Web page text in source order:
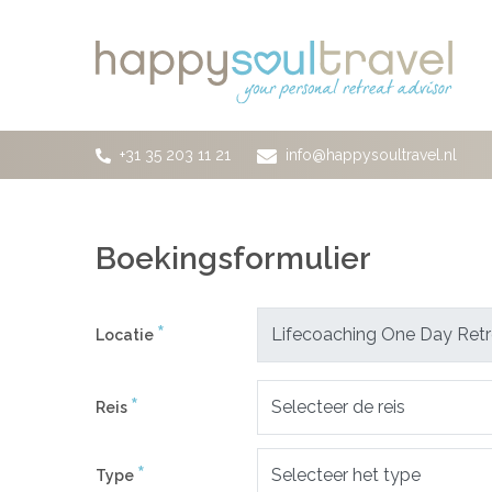
+31 35 203 11 21 info@happysoultravel.nl
Boekingsformulier
Locatie *
Reis *
Type *